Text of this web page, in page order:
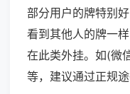
部分用户的牌特别
看到其他人的牌一
在此类外挂。如(微
等，建议通过正规途